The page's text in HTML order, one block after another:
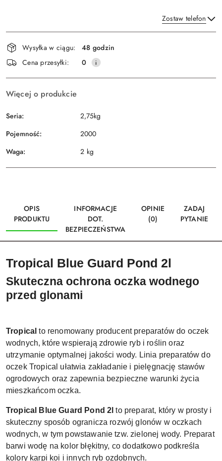
Zostaw telefon
Wyślij
Dostępność
i
dostawa
Wysyłka w ciągu:
48 godzin
Cena przesyłki:
0
Więcej o produkcie
Seria:
2,75kg
Pojemność:
2000
Waga:
2 kg
OPIS
PRODUKTU
INFORMACJE
DOT.
BEZPIECZEŃSTWA
OPINIE
(0)
ZADAJ
PYTANIE
Tropical Blue Guard Pond 2l
Skuteczna ochrona oczka wodnego
przed glonami
Tropical to renomowany producent preparatów do oczek
wodnych, które wspierają zdrowie ryb i roślin oraz
utrzymanie optymalnej jakości wody. Linia preparatów do
oczek Tropical ułatwia zakładanie i pielęgnację stawów
ogrodowych oraz zapewnia bezpieczne warunki życia
mieszkańcom oczka.
Tropical Blue Guard Pond 2l to preparat, który w prosty i
skuteczny sposób ogranicza rozwój glonów w oczkach
wodnych, w tym powstawanie tzw. zielonej wody. Preparat
barwi wodę na kolor błękitny, co dodatkowo podkreśla
kolory karpi koi i innych ryb ozdobnych.